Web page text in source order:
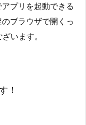
プリを起動できる
ブラウザで開くっ
います。
！